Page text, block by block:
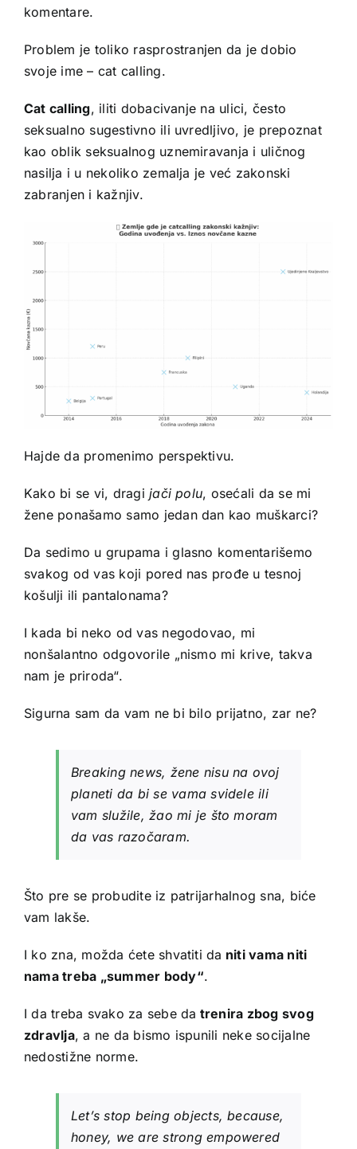
komentare.
Problem je toliko rasprostranjen da je dobio
svoje ime – cat calling.
Cat calling, iliti dobacivanje na ulici, često
seksualno sugestivno ili uvredljivo, je prepoznat
kao oblik seksualnog uznemiravanja i uličnog
nasilja i u nekoliko zemalja je već zakonski
zabranjen i kažnjiv.
Hajde da promenimo perspektivu.
Kako bi se vi, dragijači polu, osećali da se mi
žene ponašamo samo jedan dan kao muškarci?
Da sedimo u grupama i glasno komentarišemo
svakog od vas koji pored nas prođe u tesnoj
košulji ili pantalonama?
I kada bi neko od vas negodovao, mi
nonšalantno odgovorile „nismo mi krive, takva
nam je priroda“.
Sigurna sam da vam ne bi bilo prijatno, zar ne?
Breaking news, žene nisu na ovoj
planeti da bi se vama svidele ili
vam služile, žao mi je što moram
da vas razočaram.
Što pre se probudite iz patrijarhalnog sna, biće
vam lakše.
I ko zna, možda ćete shvatiti da niti vama niti
nama treba „summer body“.
I da treba svako za sebe da trenira zbog svog
zdravlja, a ne da bismo ispunili neke socijalne
nedostižne norme.
Let’s stop being objects, because,
honey, we are strong empowered